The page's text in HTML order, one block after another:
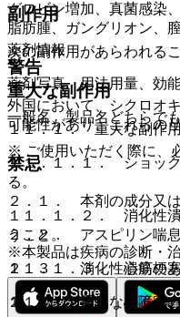
グロビン増加、真菌感染
脂肪腫、ガングリオン、
警告
外国において、シクロオ
可能性があり、これらの
禁忌
２．１． 本剤の成分又
２．２． アスピリン喘
２．３． 消化性潰瘍の
２．４． 重篤な肝障害
副作用
次の副作用があらわれる
重大な副作用
１１．１． 重大な副作用
１１．１．１． ショック
る。
１１．１．２． 消化性
うこと。
１１．１．３． 心筋梗
１１．１．４． 心不全
薬剤情報
薬剤写真、用法用量、効
一般名、製品名どちらで
※ ご使用いただく際に、
※本製品は疾病の診断・